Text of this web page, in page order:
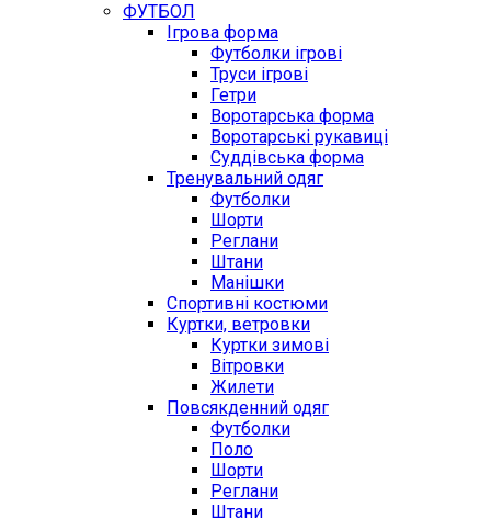
ФУТБОЛ
Ігрова форма
Футболки ігрові
Труси ігрові
Гетри
Воротарська форма
Воротарські рукавиці
Суддівська форма
Тренувальний одяг
Футболки
Шорти
Реглани
Штани
Манішки
Спортивні костюми
Куртки, ветровки
Куртки зимові
Вітровки
Жилети
Повсякденний одяг
Футболки
Поло
Шорти
Реглани
Штани